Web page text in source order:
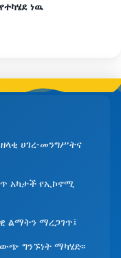
ነዉ
ሀገረ-መንግሥትና
አካታች የኢኮኖሚ
ልማትን ማረጋገጥ፤
ግንኙነት ማካሄድ፡፡